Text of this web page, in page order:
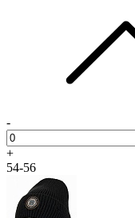
-
+
54-56